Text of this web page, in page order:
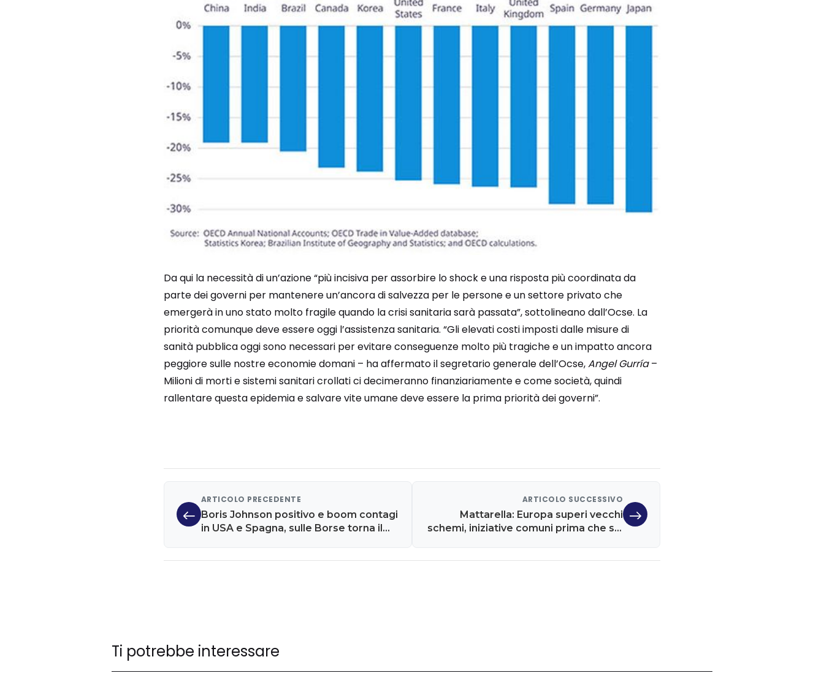
Da qui la necessità di un’azione “più incisiva per assorbire lo shock e una risposta più coordinata da
parte dei governi per mantenere un’ancora di salvezza per le persone e un settore privato che
emergerà in uno stato molto fragile quando la crisi sanitaria sarà passata”, sottolineano dall’Ocse. La
priorità comunque deve essere oggi l’assistenza sanitaria. “Gli elevati costi imposti dalle misure di
sanità pubblica oggi sono necessari per evitare conseguenze molto più tragiche e un impatto ancora
peggiore sulle nostre economie domani – ha affermato il segretario generale dell’Ocse,Angel Gurría–
Milioni di morti e sistemi sanitari crollati ci decimeranno finanziariamente e come società, quindi
rallentare questa epidemia e salvare vite umane deve essere la prima priorità dei governi”.
ARTICOLO PRECEDENTE
Boris Johnson positivo e boom contagi
in USA e Spagna, sulle Borse torna il
ARTICOLO SUCCESSIVO
Mattarella: Europa superi vecchi
schemi, iniziative comuni prima che sia
Ti potrebbe interessare